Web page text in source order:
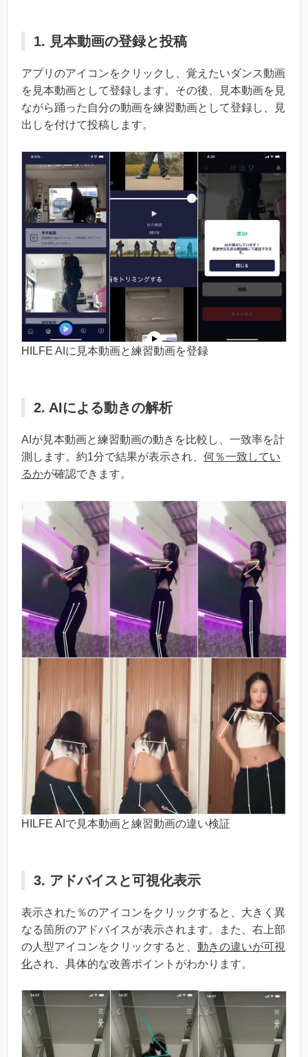
1. 見本動画の登録と投稿
アプリのアイコンをクリックし、覚えたいダンス動画
を見本動画として登録します。その後、見本動画を見
ながら踊った自分の動画を練習動画として登録し、見
出しを付けて投稿します。
HILFE AIに見本動画と練習動画を登録
2. AIによる動きの解析
AIが見本動画と練習動画の動きを比較し、一致率を計
測します。約1分で結果が表示され、 何％一致してい
るかが確認できます。
HILFE AIで見本動画と練習動画の違い検証
3. アドバイスと可視化表示
表示された％のアイコンをクリックすると、大きく異
なる箇所のアドバイスが表示されます。また、右上部
の人型アイコンをクリックすると、 動きの違いが可視
化され、具体的な改善ポイントがわかります。